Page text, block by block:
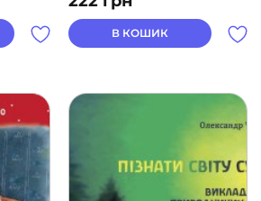
В КОШИК